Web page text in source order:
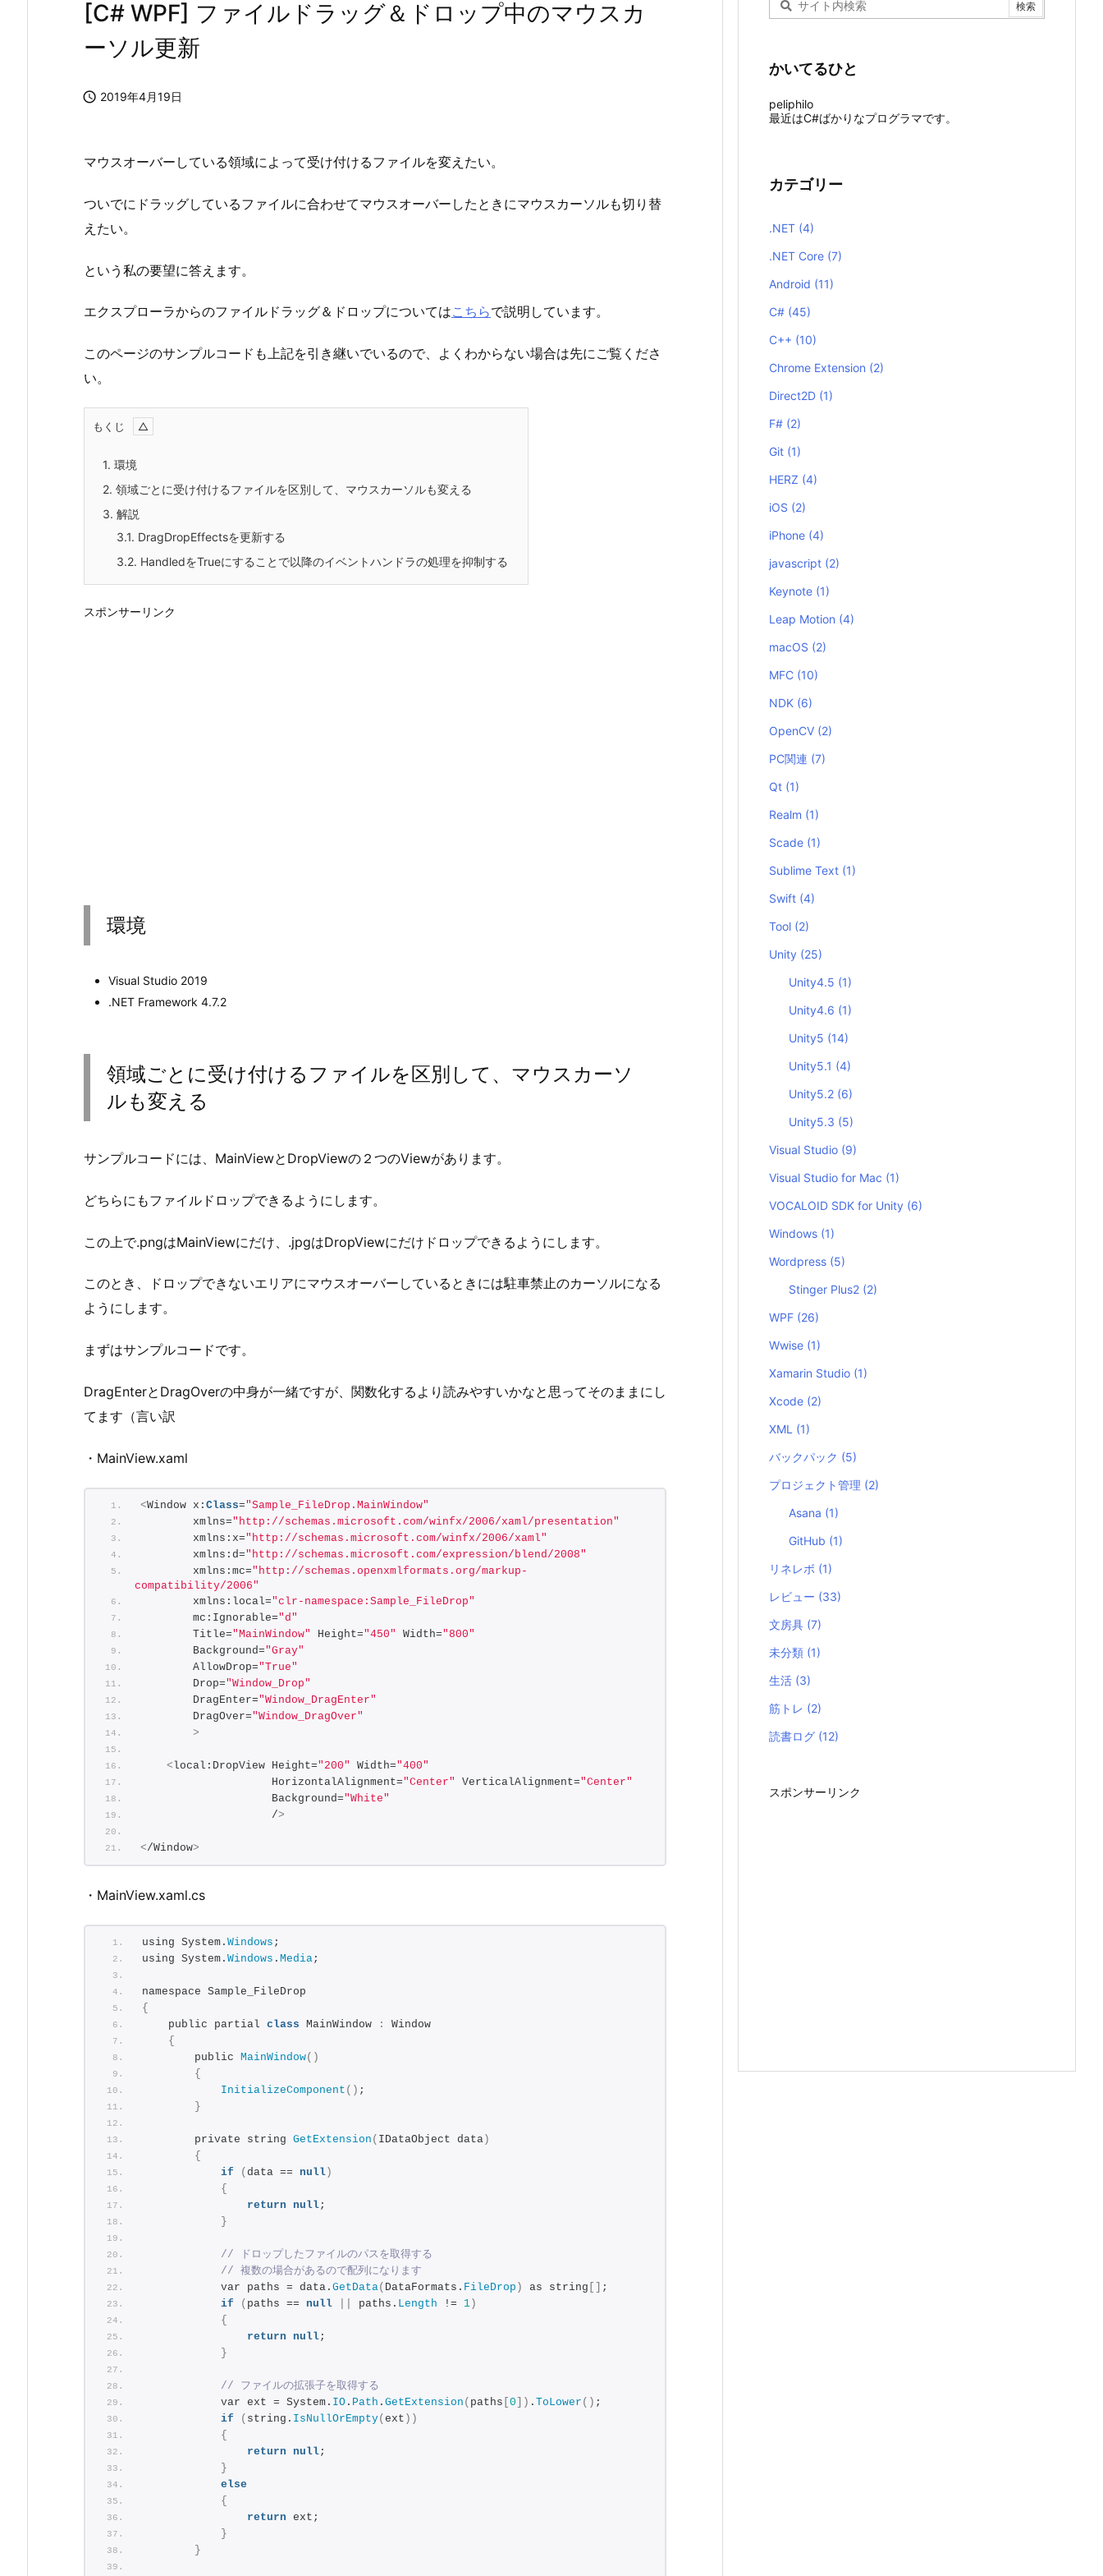
[C# WPF] ファイルドラッグ＆ドロップ中のマウスカ
ーソル更新
 2019年4月19日
マウスオーバーしている領域によって受け付けるファイルを変えたい。
ついでにドラッグしているファイルに合わせてマウスオーバーしたときにマウスカーソルも切り替
えたい。
という私の要望に答えます。
エクスプローラからのファイルドラッグ＆ドロップについてはこちらで説明しています。
このページのサンプルコードも上記を引き継いでいるので、よくわからない場合は先にご覧くださ
い。
もくじ
1. 環境
2. 領域ごとに受け付けるファイルを区別して、マウスカーソルも変える
3. 解説
3.1. DragDropEffectsを更新する
3.2. HandledをTrueにすることで以降のイベントハンドラの処理を抑制する
スポンサーリンク
環境
Visual Studio 2019
.NET Framework 4.7.2
領域ごとに受け付けるファイルを区別して、マウスカーソ
ルも変える
サンプルコードには、MainViewとDropViewの２つのViewがあります。
どちらにもファイルドロップできるようにします。
この上で.pngはMainViewにだけ、.jpgはDropViewにだけドロップできるようにします。
このとき、ドロップできないエリアにマウスオーバーしているときには駐車禁止のカーソルになる
ようにします。
まずはサンプルコードです。
DragEnterとDragOverの中身が一緒ですが、関数化するより読みやすいかなと思ってそのままにし
てます（言い訳
・MainView.xaml
<Window x: Class="Sample_FileDrop.MainWindow"
        xmlns=
"http://schemas.microsoft.com/winfx/2006/xaml/presentation"
        xmlns:x=
"http://schemas.microsoft.com/winfx/2006/xaml"
        xmlns:d=
"http://schemas.microsoft.com/expression/blend/2008"
        xmlns:mc=
"http://schemas.openxmlformats.org/markup-
compatibility/2006"
        xmlns:local=
"clr-namespace:Sample_FileDrop"
        mc:Ignorable=
"d"
        Title=
"MainWindow" Height="450" Width="800"
        Background=
"Gray"
        AllowDrop=
"True"
        Drop=
"Window_Drop"
        DragEnter=
"Window_DragEnter"
        DragOver=
"Window_DragOver"
>
<local:DropView Height="200" Width="400"
                    HorizontalAlignment=
"Center" VerticalAlignment="Center"
                    Background=
"White"
                    /
>
</Window>
・MainView.xaml.cs
using System. Windows ;
using System. Windows . Media;
namespace Sample_FileDrop
{
    public partial
class MainWindow :
Window
{
        public
MainWindow()
{
InitializeComponent () ;
}
        private string
GetExtension ( IDataObject data )
{
if
( data == null )
{
return null;
}
// ドロップしたファイルのパスを取得する
// 複数の場合があるので配列になります
            var paths = data.
GetData( DataFormats. FileDrop ) as string
;
if
( paths == null paths. Length != 1 )
{
return null;
}
// ファイルの拡張子を取得する
            var ext = System.
IO . Path . GetExtension ( paths 0 ]) . ToLower () ;
if
( string. IsNullOrEmpty( ext ))
{
return null;
}
else
{
return ext;
}
}
かいてるひと
peliphilo
最近はC#ばかりなプログラマです。
カテゴリー
.NET (4)
.NET Core (7)
Android (11)
C# (45)
C++ (10)
Chrome Extension (2)
Direct2D (1)
F# (2)
Git (1)
HERZ (4)
iOS (2)
iPhone (4)
javascript (2)
Keynote (1)
Leap Motion (4)
macOS (2)
MFC (10)
NDK (6)
OpenCV (2)
PC関連 (7)
Qt (1)
Realm (1)
Scade (1)
Sublime Text (1)
Swift (4)
Tool (2)
Unity (25)
Unity4.5 (1)
Unity4.6 (1)
Unity5 (14)
Unity5.1 (4)
Unity5.2 (6)
Unity5.3 (5)
Visual Studio (9)
Visual Studio for Mac (1)
VOCALOID SDK for Unity (6)
Windows (1)
Wordpress (5)
Stinger Plus2 (2)
WPF (26)
Wwise (1)
Xamarin Studio (1)
Xcode (2)
XML (1)
バックパック (5)
プロジェクト管理 (2)
Asana (1)
GitHub (1)
リネレボ (1)
レビュー (33)
文房具 (7)
未分類 (1)
生活 (3)
筋トレ (2)
読書ログ (12)
スポンサーリンク